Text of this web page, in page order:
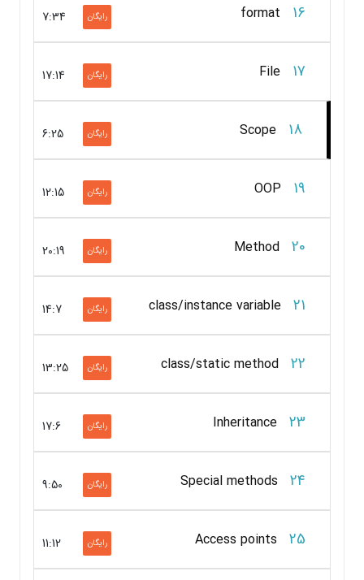
16
format
7:34 رایگان
17
File
17:14 رایگان
18
Scope
6:25 رایگان
19
OOP
12:15 رایگان
20
Method
20:19 رایگان
21
class/instance variable
14:7 رایگان
22
class/static method
13:25 رایگان
23
Inheritance
17:6 رایگان
24
Special methods
9:50 رایگان
25
Access points
11:12 رایگان